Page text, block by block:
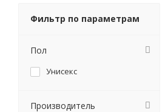
Фильтр по параметрам
Пол
Унисекс
Производитель